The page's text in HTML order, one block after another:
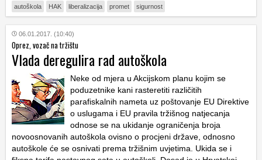
autoškola HAK liberalizacija promet sigurnost
06.01.2017. (10:40)
Oprez, vozač na tržištu
Vlada deregulira rad autoškola
Neke od mjera u Akcijskom planu kojim se
poduzetnike kani rasteretiti različitih
parafiskalnih nameta uz poštovanje EU Direktive
o uslugama i EU pravila tržišnog natjecanja
odnose se na ukidanje ograničenja broja
novoosnovanih autoškola ovisno o procjeni države, odnosno
autoškole će se osnivati prema tržišnim uvjetima. Ukida se i